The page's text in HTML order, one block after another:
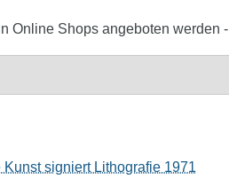
Online Shops angeboten werden -
signiert Lithografie 1971